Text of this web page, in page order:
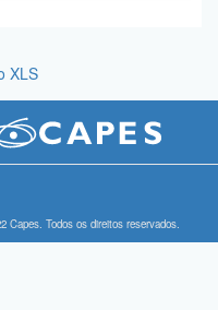
XLS
Capes. Todos os direitos reservados.